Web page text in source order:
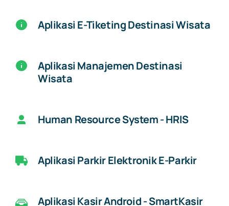
Aplikasi E-Tiketing Destinasi Wisata
Aplikasi Manajemen Destinasi
Wisata
Human Resource System - HRIS
Aplikasi Parkir Elektronik E-Parkir
Aplikasi Kasir Android - SmartKasir